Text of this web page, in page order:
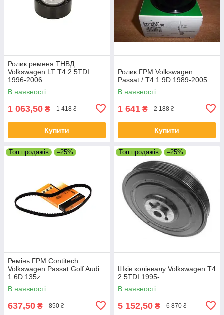
Ролик ременя ТНВД
Volkswagen LT T4 2.5TDI
1996-2006
В наявності
1 063,50 ₴ 1 418 ₴
Купити
Ролик ГРМ Volkswagen
Passat / T4 1.9D 1989-2005
В наявності
1 641 ₴ 2 188 ₴
Купити
Топ продажів –25%
Ремінь ГРМ Contitech
Volkswagen Passat Golf Audi
1.6D 135z
В наявності
637,50 ₴ 850 ₴
Топ продажів –25%
Шків колінвалу Volkswagen T4
2.5TDI 1995-
В наявності
5 152,50 ₴ 6 870 ₴